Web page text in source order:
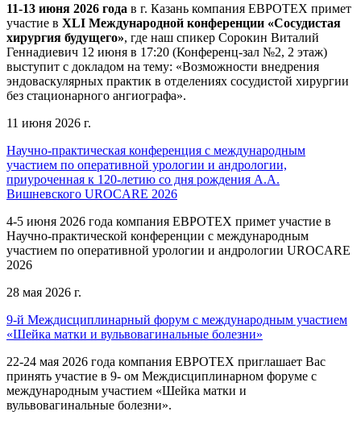
11-13 июня 2026 года в г. Казань компания ЕВРОТЕХ примет
участие в XLI Международной конференции «Сосудистая
хирургия будущего», где наш спикер Сорокин Виталий
Геннадиевич 12 июня в 17:20 (Конференц-зал №2, 2 этаж)
выступит с докладом на тему: «Возможности внедрения
эндоваскулярных практик в отделениях сосудистой хирургии
без стационарного ангиографа».
11 июня 2026 г.
Научно-практическая конференция с международным
участием по оперативной урологии и андрологии,
приуроченная к 120-летию со дня рождения А.А.
Вишневского UROCARE 2026
4-5 июня 2026 года компания ЕВРОТЕХ примет участие в
Научно-практической конференции с международным
участием по оперативной урологии и андрологии UROCARE
2026
28 мая 2026 г.
9-й Междисциплинарный форум с международным участием
«Шейка матки и вульвовагинальные болезни»
22-24 мая 2026 года компания ЕВРОТЕХ приглашает Вас
принять участие в 9- ом Междисциплинарном форуме с
международным участием «Шейка матки и
вульвовагинальные болезни».